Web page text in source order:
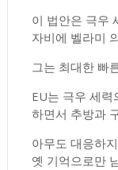
이 법안은 극우
자비에 벨라미
그는 최대한 빠
EU는 극우 세
하면서 추방과
아무도 대응하
옛 기억으로만